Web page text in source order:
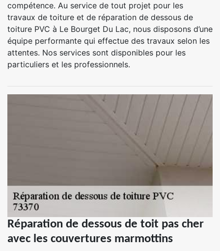
compétence. Au service de tout projet pour les
travaux de toiture et de réparation de dessous de
toiture PVC à Le Bourget Du Lac, nous disposons d’une
équipe performante qui effectue des travaux selon les
attentes. Nos services sont disponibles pour les
particuliers et les professionnels.
Réparation de dessous de toit pas cher
avec les couvertures marmottins